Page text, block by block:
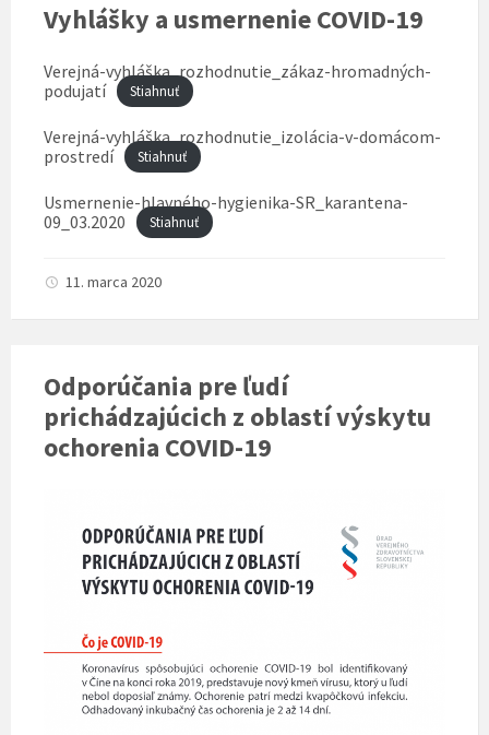
Vyhlášky a usmernenie COVID-19
Verejná-vyhláška_rozhodnutie_zákaz-hromadných-
podujatí
Stiahnuť
Verejná-vyhláška_rozhodnutie_izolácia-v-domácom-
prostredí
Stiahnuť
Usmernenie-hlavného-hygienika-SR_karantena-
09_03.2020
Stiahnuť
11. marca 2020
Odporúčania pre ľudí
prichádzajúcich z oblastí výskytu
ochorenia COVID-19